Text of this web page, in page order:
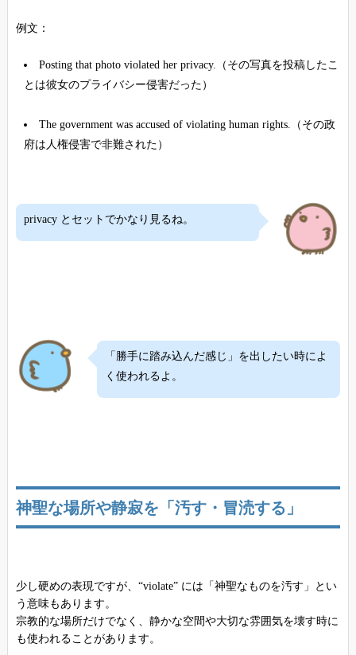
例文：
Posting that photo violated her privacy.（その写真を投稿したこ
とは彼女のプライバシー侵害だった）
The government was accused of violating human rights.（その政
府は人権侵害で非難された）
privacy とセットでかなり見るね。
「勝手に踏み込んだ感じ」を出したい時によ
く使われるよ。
神聖な場所や静寂を「汚す・冒涜する」
少し硬めの表現ですが、“violate” には「神聖なものを汚す」とい
う意味もあります。
宗教的な場所だけでなく、静かな空間や大切な雰囲気を壊す時に
も使われることがあります。